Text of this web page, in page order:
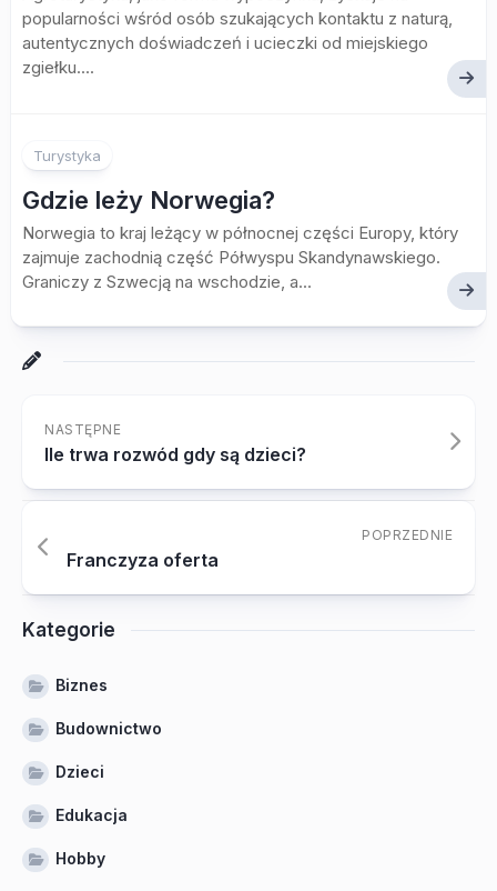
popularności wśród osób szukających kontaktu z naturą,
autentycznych doświadczeń i ucieczki od miejskiego
zgiełku....
Turystyka
Gdzie leży Norwegia?
Norwegia to kraj leżący w północnej części Europy, który
zajmuje zachodnią część Półwyspu Skandynawskiego.
Graniczy z Szwecją na wschodzie, a...
NASTĘPNE
Ile trwa rozwód gdy są dzieci?
POPRZEDNIE
Franczyza oferta
Kategorie
Biznes
Budownictwo
Dzieci
Edukacja
Hobby